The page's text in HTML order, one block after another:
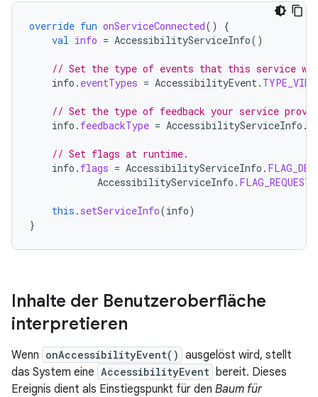
override fun onServiceConnected()
{
val info = AccessibilityServiceInfo()
// Set the type of events that this service
info . eventTypes = AccessibilityEvent.
// Set the type of feedback your service
info . feedbackType = AccessibilityServiceInfo .
// Set flags at runtime.
info . flags = AccessibilityServiceInfo .
AccessibilityServiceInfo .
this . setServiceInfo(info)
}
Inhalte der Benutzeroberfläche
interpretieren
Wenn onAccessibilityEvent() ausgelöst wird, stellt
das System eine AccessibilityEvent bereit. Dieses
Ereignis dient als Einstiegspunkt für den Baum für